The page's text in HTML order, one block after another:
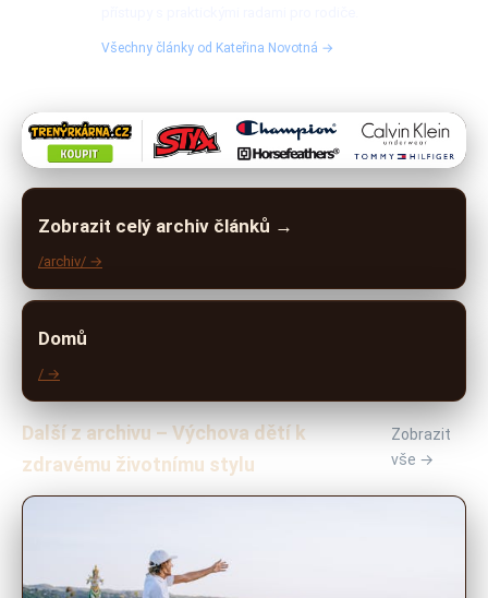
Všechny články od Kateřina Novotná →
Zobrazit celý archiv článků →
/archiv/ →
Domů
/ →
Další z archivu – Výchova dětí k
zdravému životnímu stylu
Zobrazit
vše →